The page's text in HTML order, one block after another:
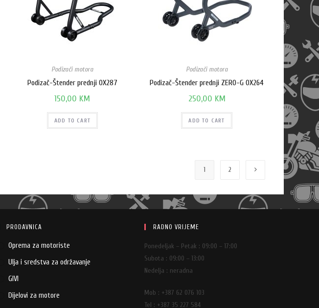
Podizači motora
Podizač-Štender prednji OX287
150,00 KM
ADD TO CART
Podizači motora
Podizač-Štender prednji ZERO-G OX264
250,00 KM
ADD TO CART
1 2
PRODAVNICA
Oprema za motoriste
Ulja i sredstva za održavanje
GIVI
Dijelovi za motore
RADNO VRIJEME
Ponedeljak – Petak : 09:00 – 17:00
Subota : 09:00 – 13:00
Nedelja : neradna
Mob : +387 62 076 103
Tel : +387 35 227 584